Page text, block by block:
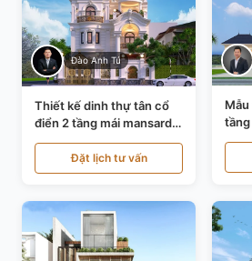
Đào Anh Tú
Thiết kế dinh thự tân cổ
điển 2 tầng mái mansard
tại Bắc Ninh KT20084
Đặt lịch tư vấn
tầng
tại